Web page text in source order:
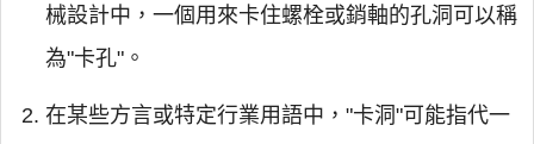
械設計中，一個用來卡住螺栓或銷軸的孔洞可以稱
為"卡孔"。
在某些方言或特定行業用語中，"卡洞"可能指代一